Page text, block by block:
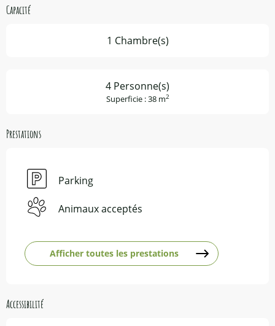
Capacité
1 Chambre(s)
4 Personne(s)
Superficie : 38 m2
Prestations
Parking
Animaux acceptés
Afficher toutes les prestations
Accessibilité